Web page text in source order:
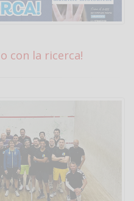
con la ricerca!